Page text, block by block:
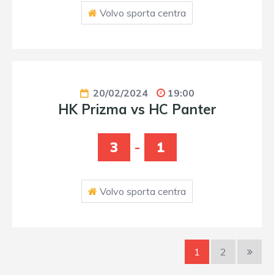
Volvo sporta centra
20/02/2024 19:00
HK Prizma vs HC Panter
3 - 1
Volvo sporta centra
1 2